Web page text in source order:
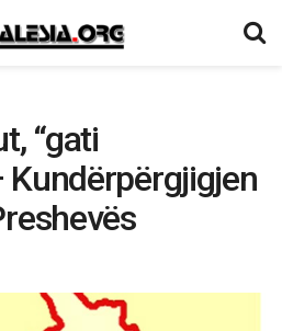
“gati
Kundërpërgjigjen